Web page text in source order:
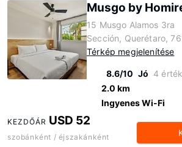
Musgo by
15 Musgo Alamos 3ra
Sección, Querétaro,
Térkép megjelenítése
8.6/10 Jó 4
2.0 km
Ingyenes Wi-Fi
KEZDŐÁR USD 52
szobánként / éjszakánként